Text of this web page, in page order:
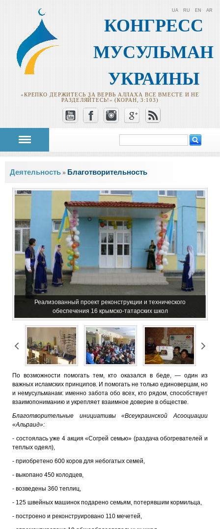
КОНГРЕСС
МУСУЛЬМАН
УКРАИНЫ
«КРЕПКО ДЕРЖИТЕСЬ ЗА ВЕРВЬ АЛЛАХА ВСЕ ВМЕСТЕ И НЕ
РАЗДЕЛЯЙТЕСЬ!» (КОРАН, 3:103)
UA RU EN AR
Форма поиска
Вы здесь
Деятельность » Благотворительность
Реализованный проект реконструкции и технического
обеспечения 16 крымско-татарских школ
По возможности помогать тем, кто оказался в беде, — один из
важных исламских принципов. И помогать не только единоверцам, но
и немусульманам: именно забота обо всех, кто рядом, способствует
взаимопониманию и укрепляет взаимное доверие в обществе.
Благотворительные инициативы «Всеукраинской Асооциации
«Альраид»:
- состоялась уже 4 акция «Согрей семью» (раздача обогревателей и
теплых одеял),
- приобретено 600 коров для небогатых семей,
- выкопано 450 колодцев,
- возведены 360 теплиц,
- 125 швейных машинок подарено семьям, потерявшим кормильца,
- построено и реконструировано 110 мечетей,